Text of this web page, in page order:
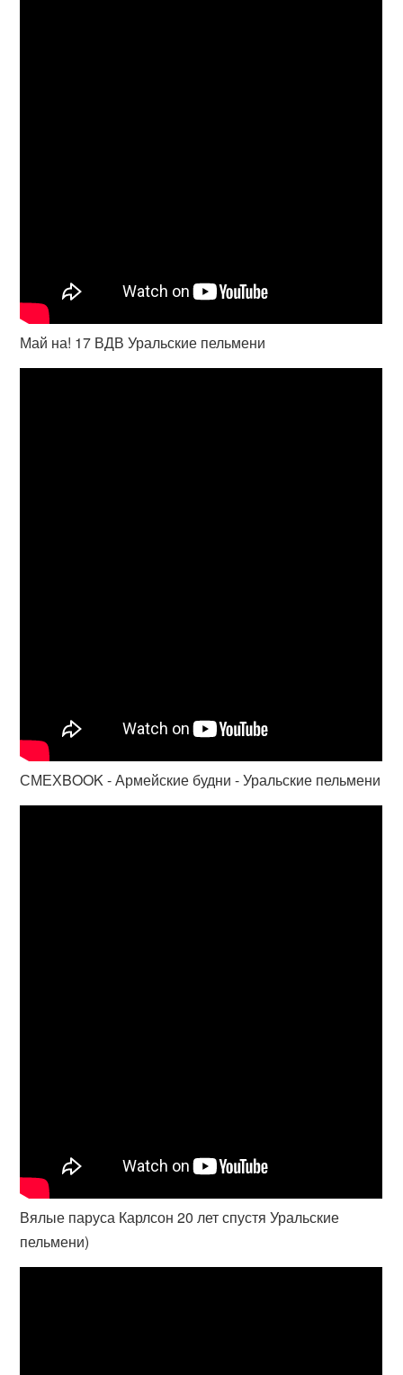
Май на! 17 ВДВ Уральские пельмени
СМЕХBOOK - Армейские будни - Уральские пельмени
Вялые паруса Карлсон 20 лет спустя Уральские
пельмени)